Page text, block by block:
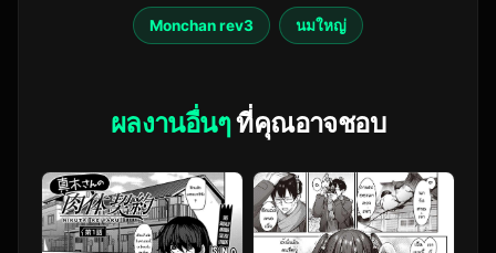
Monchan rev3 นมใหญ่
ผลงานอื่นๆที่คุณอาจชอบ